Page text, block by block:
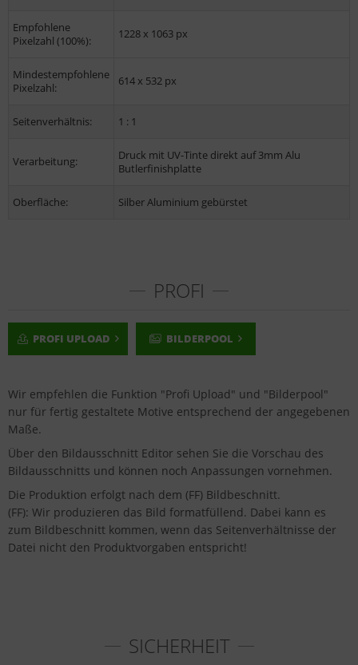
Empfohlene
Pixelzahl (100%):
1228 x 1063 px
Mindestempfohlene
Pixelzahl:
614 x 532 px
Seitenverhältnis: 1 : 1
Verarbeitung:
Druck mit UV-Tinte direkt auf 3mm Alu
Butlerfinishplatte
Oberfläche: Silber Aluminium gebürstet
PROFI
PROFI UPLOAD BILDERPOOL
Wir empfehlen die Funktion "Profi Upload" und "Bilderpool"
nur für fertig gestaltete Motive entsprechend der angegebenen
Maße.
Über den Bildausschnitt Editor sehen Sie die Vorschau des
Bildausschnitts und können noch Anpassungen vornehmen.
Die Produktion erfolgt nach dem (FF) Bildbeschnitt.
(FF): Wir produzieren das Bild formatfüllend. Dabei kann es
zum Bildbeschnitt kommen, wenn das Seitenverhältnisse der
Datei nicht den Produktvorgaben entspricht!
SICHERHEIT